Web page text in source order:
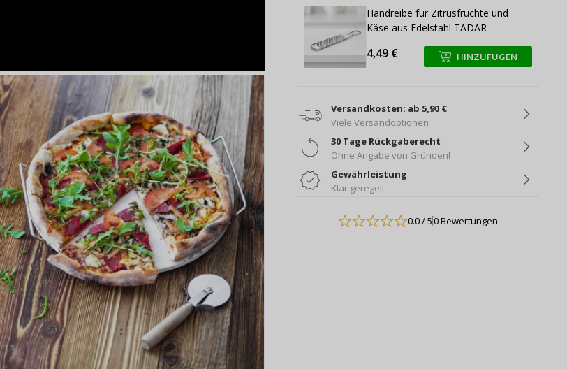
Handreibe für Zitrusfrüchte und
Käse aus Edelstahl TADAR
4,49 € +
+ HINZUFÜGEN
Versandkosten: ab 5,90 €
Viele Versandoptionen
30 Tage Rückgaberecht
Ohne Angabe von Gründen!
Gewährleistung
Klar geregelt
0.0/ 50 Bewertungen